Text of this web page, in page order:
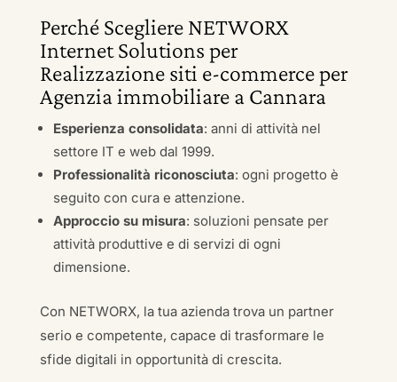
Perché Scegliere NETWORX
Internet Solutions per
Realizzazione siti e-commerce per
Agenzia immobiliare a Cannara
Esperienza consolidata: anni di attività nel
settore IT e web dal 1999.
Professionalità riconosciuta: ogni progetto è
seguito con cura e attenzione.
Approccio su misura: soluzioni pensate per
attività produttive e di servizi di ogni
dimensione.
Con NETWORX, la tua azienda trova un partner
serio e competente, capace di trasformare le
sfide digitali in opportunità di crescita.